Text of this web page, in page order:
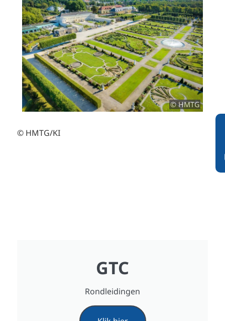
© HMTG
© HMTG/KI
GTC
Rondleidingen